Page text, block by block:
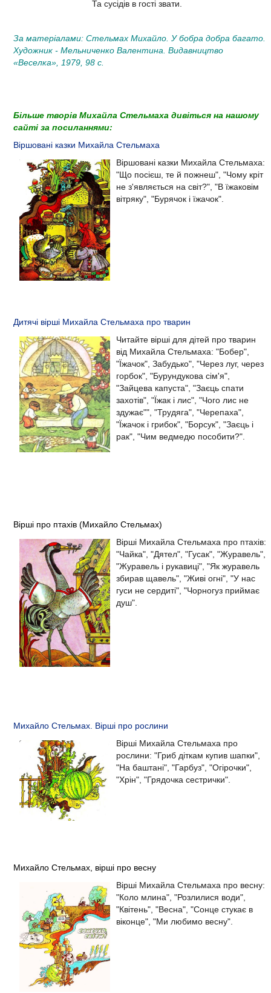
Та сусідів в гості звати.
За матеріалами: Стельмах Михайло. У бобра добра багато.
Художник - Мельниченко Валентина. Видавництво
«Веселка», 1979, 98 с.
Більше творів Михайла Стельмаха дивіться на нашому
сайті за посиланнями:
Віршовані казки Михайла Стельмаха
Віршовані казки Михайла Стельмаха:
"Що посієш, те й пожнеш", "Чому кріт
не з'являється на світ?", "В їжаковім
вітряку", "Бурячок і їжачок".
Дитячі вірші Михайла Стельмаха про тварин
Читайте вірші для дітей про тварин
від Михайла Стельмаха: "Бобер",
"Їжачок", Забудько", "Через луг, через
горбок", "Бурундукова сім'я",
"Зайцева капуста", "Заєць спати
захотів", "Їжак і лис", "Чого лис не
здужає"", "Трудяга", "Черепаха",
"Їжачок і грибок", "Борсук", "Заєць і
рак", "Чим ведмедю пособити?".
Вірші про птахів (Михайло Стельмах)
Вірші Михайла Стельмаха про птахів:
"Чайка", "Дятел", "Гусак", "Журавель",
"Журавель і рукавиці", "Як журавель
збирав щавель", "Живі огні", "У нас
гуси не сердиті", "Чорногуз приймає
душ".
Михайло Стельмах. Вірші про рослини
Вірші Михайла Стельмаха про
рослини: "Гриб діткам купив шапки",
"На баштані", "Гарбуз", "Огірочки",
"Хрін", "Грядочка сестрички".
Михайло Стельмах, вірші про весну
Вірші Михайла Стельмаха про весну:
"Коло млина", "Розлилися води",
"Квітень", "Весна", "Сонце стукає в
віконце", "Ми любимо весну".